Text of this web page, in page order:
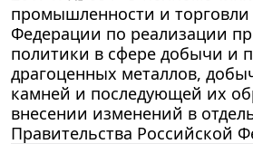
промышленности и торговли
Федерации по реализации
политики в сфере добычи и
драгоценных металлов,
камней и последующей их
внесении изменений в
Правительства Российской